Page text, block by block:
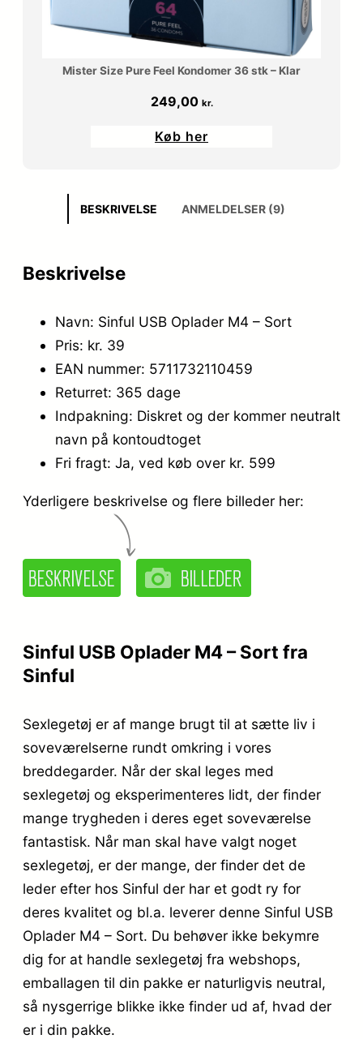
Mister Size Pure Feel Kondomer 36 stk – Klar
249,00 kr.
Køb her
BESKRIVELSE ANMELDELSER (9)
Beskrivelse
Navn: Sinful USB Oplader M4 – Sort
Pris: kr. 39
EAN nummer: 5711732110459
Returret: 365 dage
Indpakning: Diskret og der kommer neutralt
navn på kontoudtoget
Fri fragt: Ja, ved køb over kr. 599
Yderligere beskrivelse og flere billeder her:
Sinful USB Oplader M4 – Sort fra
Sinful
Sexlegetøj er af mange brugt til at sætte liv i
soveværelserne rundt omkring i vores
breddegarder. Når der skal leges med
sexlegetøj og eksperimenteres lidt, der finder
mange trygheden i deres eget soveværelse
fantastisk. Når man skal have valgt noget
sexlegetøj, er der mange, der finder det de
leder efter hos Sinful der har et godt ry for
deres kvalitet og bl.a. leverer denne Sinful USB
Oplader M4 – Sort. Du behøver ikke bekymre
dig for at handle sexlegetøj fra webshops,
emballagen til din pakke er naturligvis neutral,
så nysgerrige blikke ikke finder ud af, hvad der
er i din pakke.